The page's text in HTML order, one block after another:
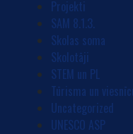
Projekti
SAM 8.1.3.
Skolas soma
Skolotāji
STEM un PL
Tūrisma un
Uncategorized
UNESCO ASP